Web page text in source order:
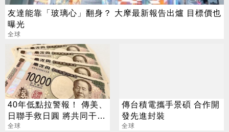
友達能靠「玻璃心」翻身？ 大摩最新報告出爐 目標價也
曝光
全球
40年低點拉警報！ 傳美、
日聯手救日圓 將共同干預
匯市
全球
傳台積電攜手景碩 合作開
發先進封裝
全球